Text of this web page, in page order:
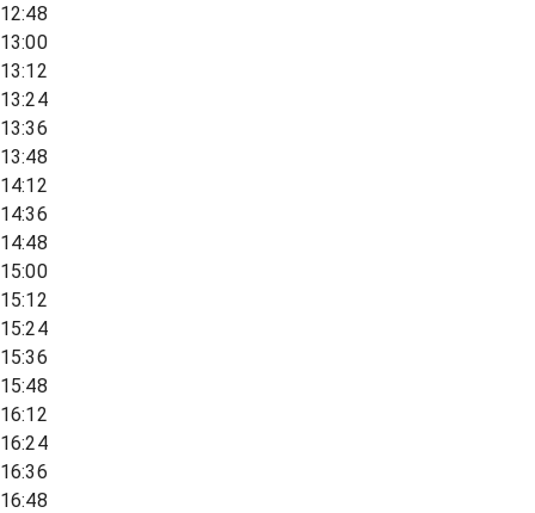
12:48
13:00
13:12
13:24
13:36
13:48
14:12
14:36
14:48
15:00
15:12
15:24
15:36
15:48
16:12
16:24
16:36
16:48